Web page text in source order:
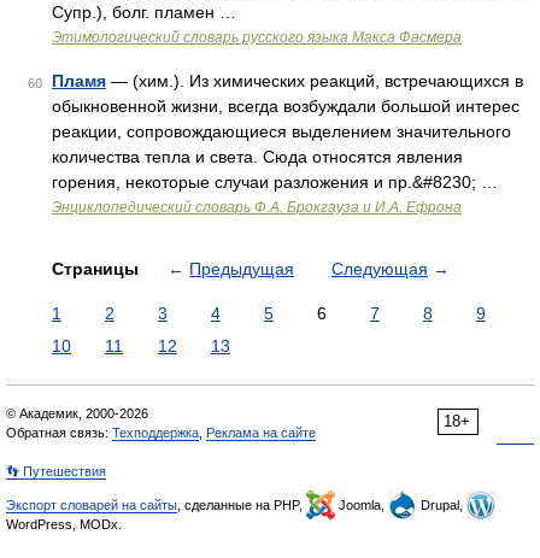
Супр.), болг. пламен …
Этимологический словарь русского языка Макса Фасмера
60 Пламя — (хим.). Из химических реакций, встречающихся в
обыкновенной жизни, всегда возбуждали большой интерес
реакции, сопровождающиеся выделением значительного
количества тепла и света. Сюда относятся явления
горения, некоторые случаи разложения и пр.&#8230; …
Энциклопедический словарь Ф.А. Брокгауза и И.А. Ефрона
Страницы ← Предыдущая Следующая →
1 2 3 4 5 6 7 8
9
10
11 12 13
18+
© Академик, 2000-2026
Обратная связь: Техподдержка Реклама на сайте
👣 Путешествия
Экспорт словарей на сайты , сделанные на PHP, Joomla,
Drupal,
WordPress, MODx.